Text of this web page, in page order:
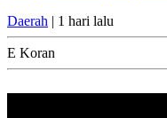
Daerah | 1 hari lalu
E Koran